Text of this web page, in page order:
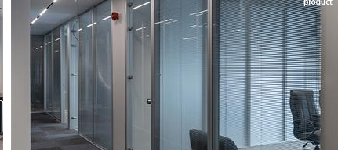
پارتیشن اداری پدزا
پارتیشن پِدزا
سیستم های پارتیشن اداری